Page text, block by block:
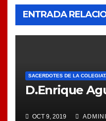
ENTRADA
SACERDOTES DE LA
D.Enrique
OCT 9, 2019